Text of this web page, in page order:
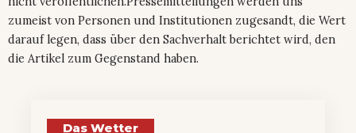
zumeist von Personen und Institutionen zugesandt, die Wert
darauf legen, dass über den Sachverhalt berichtet wird, den
die Artikel zum Gegenstand haben.
Das Wetter